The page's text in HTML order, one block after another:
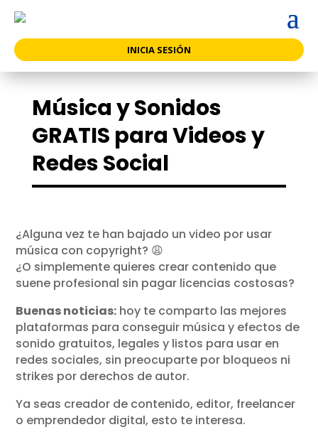
INICIA SESIÓN
Música y Sonidos
GRATIS para Videos y
Redes Social
¿Alguna vez te han bajado un video por usar
música con copyright? 😩
¿O simplemente quieres crear contenido que
suene profesional sin pagar licencias costosas?
Buenas noticias:hoy te comparto las mejores
plataformas para conseguir música y efectos de
sonido gratuitos, legales y listos para usar en
redes sociales, sin preocuparte por bloqueos ni
strikes por derechos de autor.
Ya seas creador de contenido, editor, freelancer
o emprendedor digital, esto te interesa.